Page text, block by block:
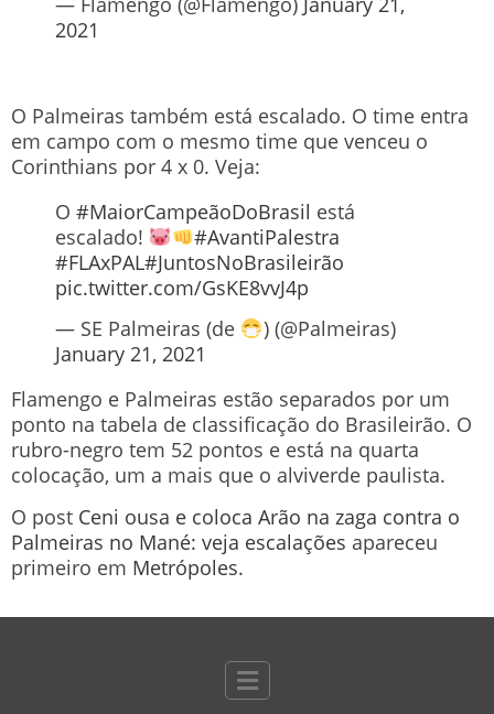
2021
O Palmeiras também está escalado. O time entra
em campo com o mesmo time que venceu o
Corinthians por 4 x 0. Veja:
O #MaiorCampeãoDoBrasil está
escalado!
#AvantiPalestra
#FLAxPAL#JuntosNoBrasileirão
pic.twitter.com/GsKE8vvJ4p
— SE Palmeiras (de
) (@Palmeiras)
January 21, 2021
Flamengo e Palmeiras estão separados por um
ponto na tabela de classificação do Brasileirão. O
rubro-negro tem 52 pontos e está na quarta
colocação, um a mais que o alviverde paulista.
O post Ceni ousa e coloca Arão na zaga contra o
Palmeiras no Mané: veja escalações apareceu
primeiro em Metrópoles.